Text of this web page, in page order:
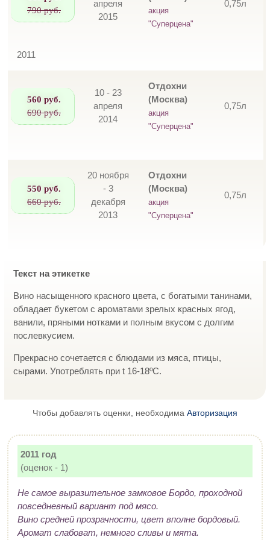
790 руб.
апреля
2015
акция
"Суперцена"
0,75л
2011
560 руб.
690 руб.
10 - 23
апреля
2014
Отдохни
(Москва)
акция
"Суперцена"
0,75л
550 руб.
660 руб.
20 ноября
- 3
декабря
2013
Отдохни
(Москва)
акция
"Суперцена"
0,75л
Текст на этикетке
Вино насыщенного красного цвета, с богатыми танинами,
обладает букетом с ароматами зрелых красных ягод,
ванили, пряными нотками и полным вкусом с долгим
послевкусием.
Прекрасно сочетается с блюдами из мяса, птицы,
сырами. Употреблять при t 16-18ºC.
Чтобы добавлять оценки, необходима Авторизация
2011 год
(оценок - 1)
Не самое выразительное замковое Бордо, проходной
повседневный вариант под мясо.
Вино средней прозрачности, цвет вполне бордовый.
Аромат слабоват, немного сливы и мята.